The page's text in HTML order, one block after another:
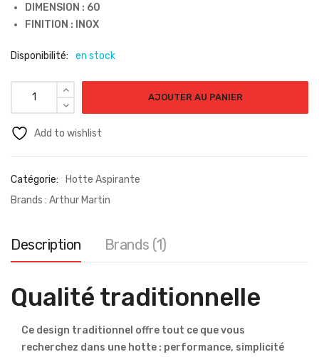
DIMENSION : 60
FINITION : INOX
Disponibilité: en stock
AJOUTER AU PANIER
Add to wishlist
Catégorie:
Hotte Aspirante
Brands : Arthur Martin
Description Brands (1)
Qualité traditionnelle
Ce design traditionnel offre tout ce que vous
recherchez dans une hotte : performance, simplicité